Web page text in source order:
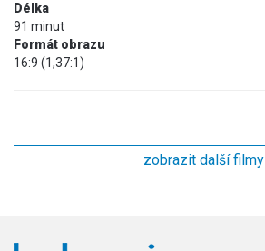
Délka
91 minut
Formát obrazu
16:9 (1,37:1)
zobrazit další filmy